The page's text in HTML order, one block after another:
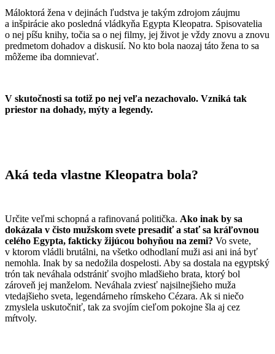
Máloktorá žena v dejinách ľudstva je takým zdrojom záujmu
a inšpirácie ako posledná vládkyňa Egypta Kleopatra. Spisovatelia
o nej píšu knihy, točia sa o nej filmy, jej život je vždy znovu a znovu
predmetom dohadov a diskusií. No kto bola naozaj táto žena to sa
môžeme iba domnievať.
V skutočnosti sa totiž po nej veľa nezachovalo. Vzniká tak
priestor na dohady, mýty a legendy.
Aká teda vlastne Kleopatra bola?
Určite veľmi schopná a rafinovaná politička. Ako inak by sa
dokázala v čisto mužskom svete presadiť a stať sa kráľovnou
celého Egypta, fakticky žijúcou bohyňou na zemi? Vo svete,
v ktorom vládli brutálni, na všetko odhodlaní muži asi ani iná byť
nemohla. Inak by sa nedožila dospelosti. Aby sa dostala na egyptský
trón tak neváhala odstrániť svojho mladšieho brata, ktorý bol
zároveň jej manželom. Neváhala zviesť najsilnejšieho muža
vtedajšieho sveta, legendárneho rímskeho Cézara. Ak si niečo
zmyslela uskutočniť, tak za svojím cieľom pokojne šla aj cez
mŕtvoly.